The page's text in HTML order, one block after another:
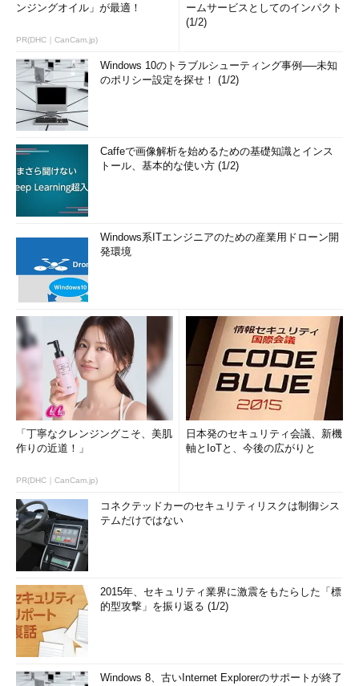
ンジングオイル」が最適！
PR(DHC｜CanCam.jp)
ームサービスとしてのインパクト
(1/2)
Windows 10のトラブルシューティング事例──未知
のポリシー設定を探せ！ (1/2)
Caffeで画像解析を始めるための基礎知識とインス
トール、基本的な使い方 (1/2)
Windows系ITエンジニアのための産業用ドローン開
発環境
「丁寧なクレンジングこそ、美肌
作りの近道！」
PR(DHC｜CanCam.jp)
日本発のセキュリティ会議、新機
軸とIoTと、今後の広がりと
コネクテッドカーのセキュリティリスクは制御シス
テムだけではない
2015年、セキュリティ業界に激震をもたらした「標
的型攻撃」を振り返る (1/2)
Windows 8、古いInternet Explorerのサポートが終了